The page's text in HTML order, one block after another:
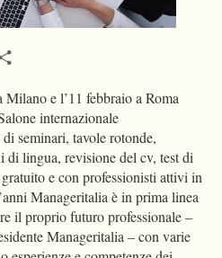
e l’11 febbraio a Roma
internazionale
seminari, tavole rotonde,
lingua, revisione del cv, test di
e con professionisti attivi in
Manageritalia è in prima linea
il proprio futuro professionale –
Manageritalia – con varie